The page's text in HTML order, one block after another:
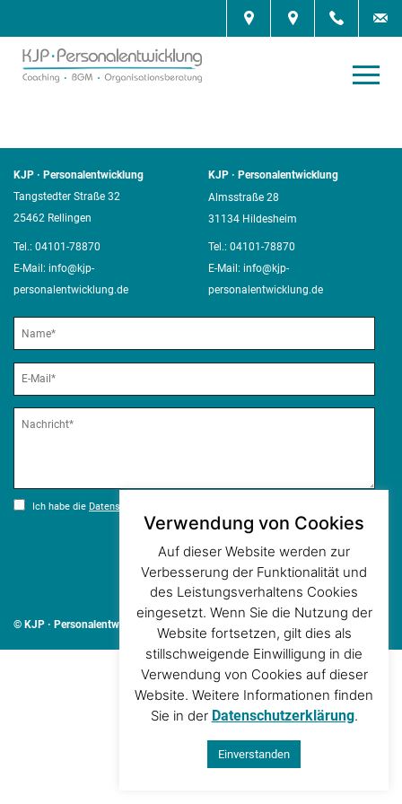
KJP · Personalentwicklung
Tangstedter Straße 32
25462 Rellingen
Tel.: 04101-78870
E-Mail: info@kjp-
personalentwicklung.de
KJP · Personalentwicklung
Almsstraße 28
31134 Hildesheim
Tel.: 04101-78870
E-Mail: info@kjp-
personalentwicklung.de
Ich habe die Datenschutzerklärung
© KJP · Personalentwicklung
AGB Datenschutz Impressum
Verwendung von Cookies
Auf dieser Website werden zur
Verbesserung der Funktionalität und
des Leistungsverhaltens Cookies
eingesetzt. Wenn Sie die Nutzung der
Website fortsetzen, gilt dies als
stillschweigende Einwilligung in die
Verwendung von Cookies auf dieser
Website. Weitere Informationen finden
Sie in der Datenschutzerklärung.
Einverstanden